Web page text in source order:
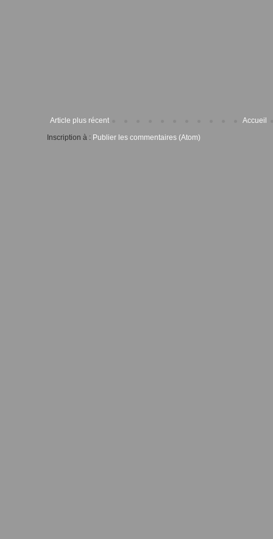
Article plus récent
Accueil
Inscription à : Publier les commentaires (Atom)